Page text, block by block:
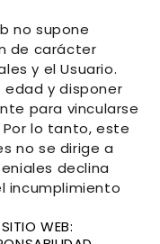
no supone
de carácter
y el Usuario.
edad y disponer
para vincularse
lo tanto, este
no se dirige a
declina
incumplimiento
WEB: